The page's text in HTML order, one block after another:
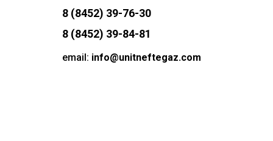
8 (8452) 39-76-30
8 (8452) 39-84-81
email: info@unitneftegaz.com